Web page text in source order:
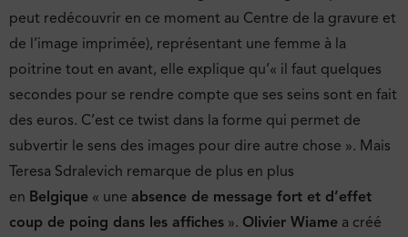
peut redécouvrir en ce moment au Centre de la gravure et
de l’image imprimée), représentant une femme à la
poitrine tout en avant, elle explique qu’« il faut quelques
secondes pour se rendre compte que ses seins sont en fait
des euros. C’est ce twist dans la forme qui permet de
subvertir le sens des images pour dire autre chose ». Mais
Teresa Sdralevich remarque de plus en plus
en Belgique « une absence de message fort et d’effet
coup de poing dans les affiches ». Olivier Wiame a créé